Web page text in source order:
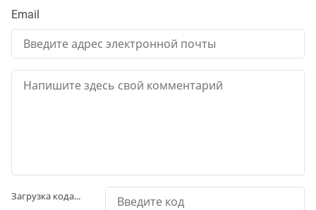
Email
Загрузка кода...